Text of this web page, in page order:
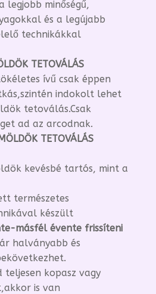
legjobb minőségű,
és a legújabb
technikákkal
TETOVÁLÁS
ívű csak éppen
indokolt lehet
tetoválás.Csak
ad az arcodnak.
TETOVÁLÁS
kevésbé tartós, mint a
természetes
készült
másfél évente frissíteni
halványabb és
teljesen kopasz vagy
is van